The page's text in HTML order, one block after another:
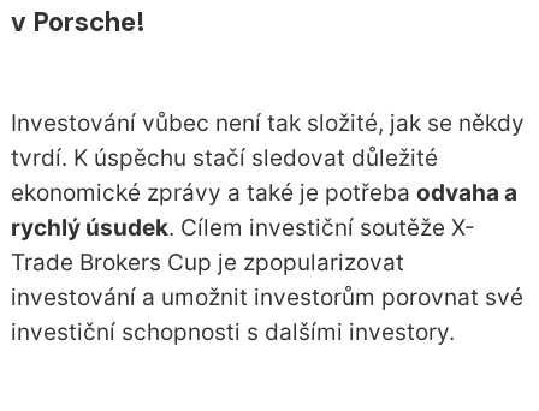
v Porsche!
Investování vůbec není tak složité, jak se někdy
tvrdí. K úspěchu stačí sledovat důležité
ekonomické zprávy a také je potřeba odvaha a
rychlý úsudek. Cílem investiční soutěže X-
Trade Brokers Cup je zpopularizovat
investování a umožnit investorům porovnat své
investiční schopnosti s dalšími investory.